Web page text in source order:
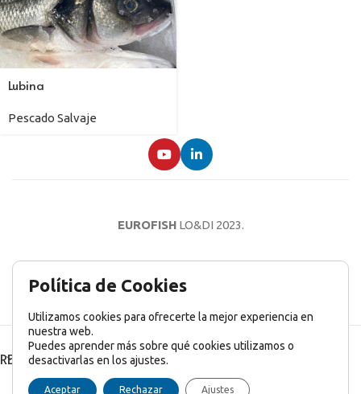
Lubina
Pescado Salvaje
EUROFISHLO&DI 2023.
AVISO LEGAL POLÍTICA DE PRIVACIDAD
RECENT POSTS
Política de Cookies
Utilizamos cookies para ofrecerte la mejor experiencia en
nuestra web.
Puedes aprender más sobre qué cookies utilizamos o
desactivarlas en los ajustes.
Aceptar Rechazar Ajustes
English Inglés) Français(Francés